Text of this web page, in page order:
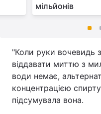
мільйонів
"Коли руки вочевидь
віддавати миттю з
води немає,
концентрацією
підсумувала вона.